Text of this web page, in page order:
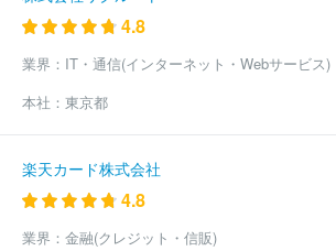
4.8
業界： IT・通信(インターネット・Webサービス)
本社： 東京都
楽天カード株式会社
4.8
業界： 金融(クレジット・信販)